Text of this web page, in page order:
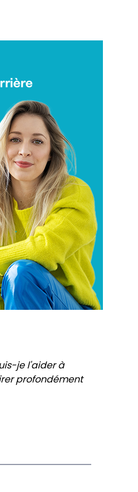
je l'aider à
profondément